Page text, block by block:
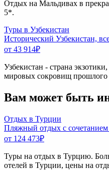
Отдых на Мальдивах в
5*.
Туры в Узбекистан
Исторический Узбекистан,
от 43 914₽
Узбекистан - страна
мировых сокровищ прошлого
Вам может быть
Отдых в Турции
Пляжный отдых с сочетанием
от 124 473₽
Туры на отдых в Турцию.
отелей в Турции, цены на